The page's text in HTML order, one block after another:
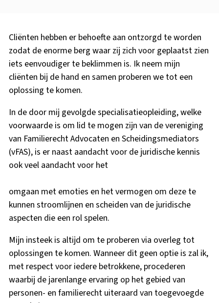
Cliënten hebben er behoefte aan ontzorgd te worden
zodat de enorme berg waar zij zich voor geplaatst zien
iets eenvoudiger te beklimmen is. Ik neem mijn
cliënten bij de hand en samen proberen we tot een
oplossing te komen.
In de door mij gevolgde specialisatieopleiding, welke
voorwaarde is om lid te mogen zijn van de vereniging
van Familierecht Advocaten en Scheidingsmediators
(vFAS), is er naast aandacht voor de juridische kennis
ook veel aandacht voor het
omgaan met emoties en het vermogen om deze te
kunnen stroomlijnen en scheiden van de juridische
aspecten die een rol spelen.
Mijn insteek is altijd om te proberen via overleg tot
oplossingen te komen. Wanneer dit geen optie is zal ik,
met respect voor iedere betrokkene, procederen
waarbij de jarenlange ervaring op het gebied van
personen- en familierecht uiteraard van toegevoegde